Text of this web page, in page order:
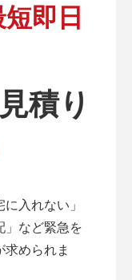
即日
積り
入れない」
」など緊急を
められま